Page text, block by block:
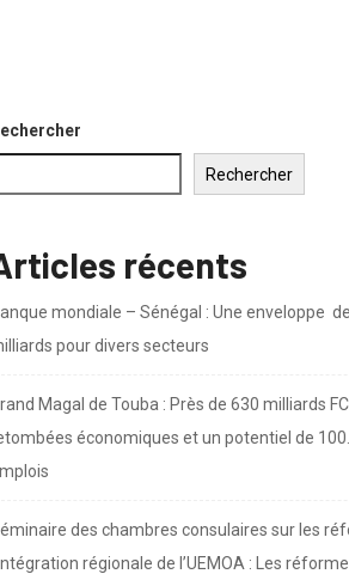
Rechercher
récents
mondiale – Sénégal : Une enveloppe
pour divers secteurs
Magal de Touba : Près de 630 milliards
économiques et un potentiel de
des chambres consulaires sur les
régionale de l’UEMOA : Les